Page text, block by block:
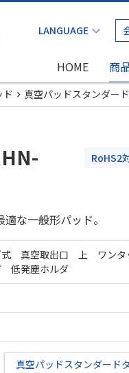
HOME 商
ド 真空パッドスタンダー
RoHS2
な一般形パッド。
式 真空取出口 上 ワンタ
低発塵ホルダ
真空パッドスタンダード